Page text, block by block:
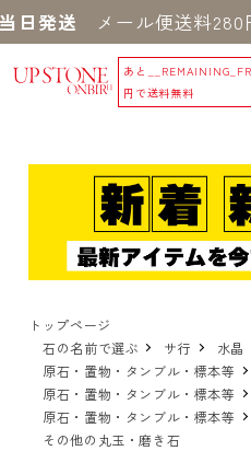
発送メール便送料280円
あと
円で送料無料
トップページ
石の名前で選ぶ
サ行
水晶
原石・置物・タンブル・標本等
原石・置物・タンブル・標本等
原石・置物・タンブル・標本等
その他の丸玉・磨き石